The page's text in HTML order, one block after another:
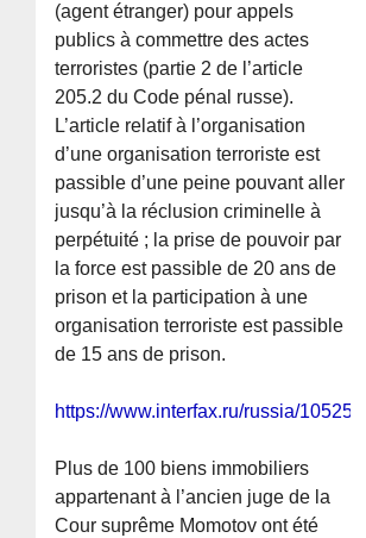
(agent étranger) pour appels
publics à commettre des actes
terroristes (partie 2 de l’article
205.2 du Code pénal russe).
L’article relatif à l’organisation
d’une organisation terroriste est
passible d’une peine pouvant aller
jusqu’à la réclusion criminelle à
perpétuité ; la prise de pouvoir par
la force est passible de 20 ans de
prison et la participation à une
organisation terroriste est passible
de 15 ans de prison.
https://www.interfax.ru/russia/1052580
Plus de 100 biens immobiliers
appartenant à l’ancien juge de la
Cour suprême Momotov ont été